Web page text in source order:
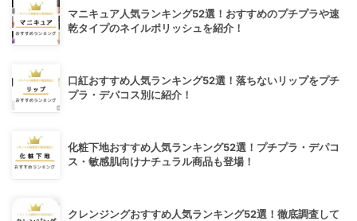
マニキュア人気ランキング52選！おすすめのプチプラや速
乾タイプのネイルポリッシュを紹介！
口紅おすすめ人気ランキング52選！落ちないリップをプチ
プラ・デパコス別に紹介！
化粧下地おすすめ人気ランキング52選！プチプラ・デパコ
ス・敏感肌向けナチュラル商品も登場！
クレンジングおすすめ人気ランキング52選！徹底調査して